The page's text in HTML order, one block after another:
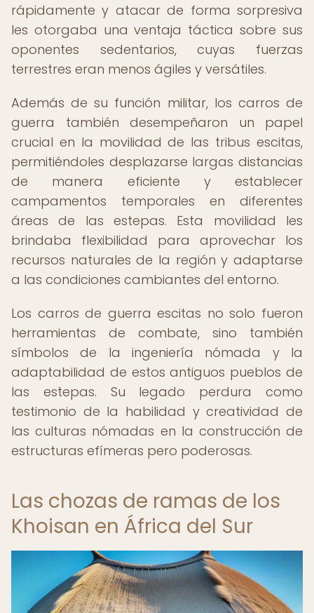
rápidamente y atacar de forma sorpresiva
les otorgaba una ventaja táctica sobre sus
oponentes sedentarios, cuyas fuerzas
terrestres eran menos ágiles y versátiles.
Además de su función militar, los carros de
guerra también desempeñaron un papel
crucial en la movilidad de las tribus escitas,
permitiéndoles desplazarse largas distancias
de manera eficiente y establecer
campamentos temporales en diferentes
áreas de las estepas. Esta movilidad les
brindaba flexibilidad para aprovechar los
recursos naturales de la región y adaptarse
a las condiciones cambiantes del entorno.
Los carros de guerra escitas no solo fueron
herramientas de combate, sino también
símbolos de la ingeniería nómada y la
adaptabilidad de estos antiguos pueblos de
las estepas. Su legado perdura como
testimonio de la habilidad y creatividad de
las culturas nómadas en la construcción de
estructuras efímeras pero poderosas.
Las chozas de ramas de los
Khoisan en África del Sur